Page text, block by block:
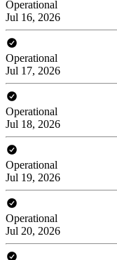
Operational
Jul 16, 2026
Operational
Jul 17, 2026
Operational
Jul 18, 2026
Operational
Jul 19, 2026
Operational
Jul 20, 2026